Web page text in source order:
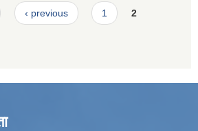
‹ previous 1 2